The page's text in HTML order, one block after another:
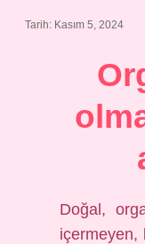
Tarih: Kasım 5, 2024
Doğal,
içermeyen,